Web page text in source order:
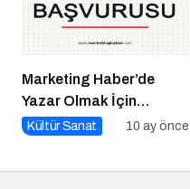
Marketing Haber’de
Yazar Olmak İçin
Yazarlık Başvurusu
Kültür Sanat 10 ay önce